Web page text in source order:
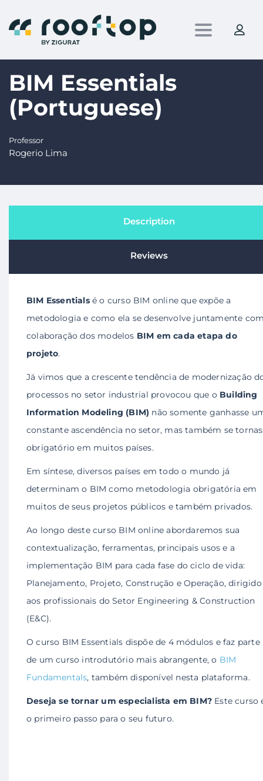
Toggle
BIM Essentials
(Portuguese)
Professor
Rogerio Lima
Description
Reviews
BIM Essentialsé o curso BIM online que expõe a
metodologia e como ela se desenvolve juntamente
colaboração dos modelos BIM em cada etapa do
projeto.
Já vimos que a crescente tendência de modernização
processos no setor industrial provocou que o Building
Information Modeling (BIM) não somente ganhasse
constante ascendência no setor, mas também se
obrigatório em muitos países.
Em síntese, diversos países em todo o mundo já
determinam o BIM como metodologia obrigatória em
muitos de seus projetos públicos e também privados.
Ao longo deste curso BIM online abordaremos sua
contextualização, ferramentas, principais usos e a
implementação BIM para cada fase do ciclo de vida:
Planejamento, Projeto, Construção e Operação, dirigido
aos profissionais do Setor Engineering & Construction
(E&C).
O curso BIM Essentials dispõe de 4 módulos e faz parte
de um curso introdutório mais abrangente, o BIM
Fundamentals, também disponível nesta plataforma.
Deseja se tornar um especialista em BIM? Este curso
o primeiro passo para o seu futuro.